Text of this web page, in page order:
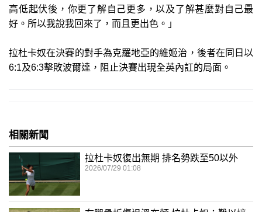
高低起伏後，你更了解自己更多，以及了解甚麼對自己最
好。所以我說我回來了，而且更出色。」
拉杜卡奴在決賽的對手為克羅地亞的維姬治，後者在同日以
6:1及6:3擊敗波爾達，阻止決賽出現全英內訌的局面。
相關新聞
拉杜卡奴復出無期 排名勢跌至50以外
2026/07/29 01:08